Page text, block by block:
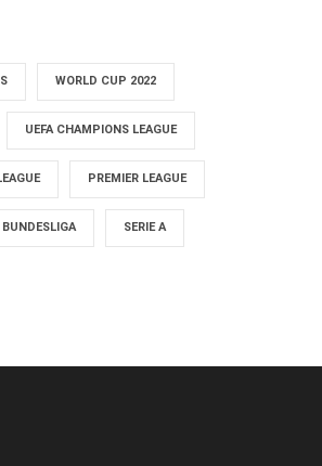
WORLD CUP 2022
UEFA CHAMPIONS LEAGUE
PREMIER LEAGUE
BUNDESLIGA SERIE A